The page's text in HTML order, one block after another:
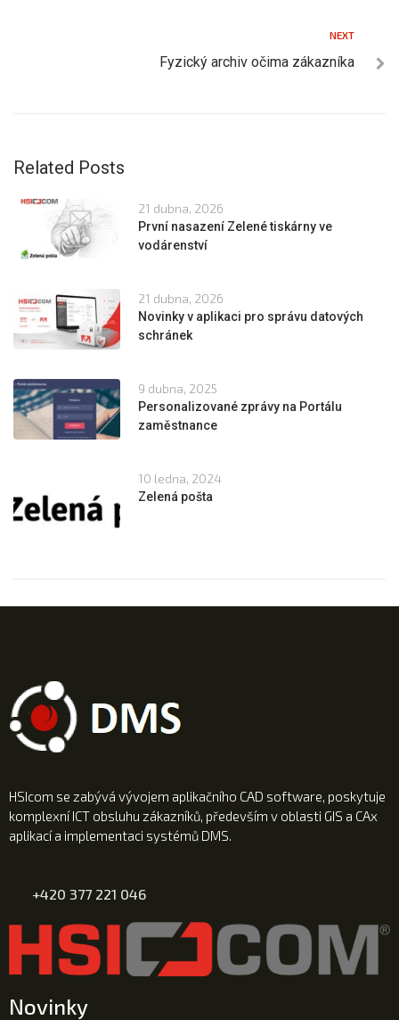
NEXT
Fyzický archiv očima zákazníka
Related Posts
21 dubna, 2026
První nasazení Zelené tiskárny ve
vodárenství
21 dubna, 2026
Novinky v aplikaci pro správu datových
schránek
9 dubna, 2025
Personalizované zprávy na Portálu
zaměstnance
10 ledna, 2024
Zelená pošta
HSIcom se zabývá vývojem aplikačního CAD software, poskytuje
komplexní ICT obsluhu zákazníků, především v oblasti GIS a CAx
aplikací a implementaci systémů DMS.
+420 377 221 046
Novinky